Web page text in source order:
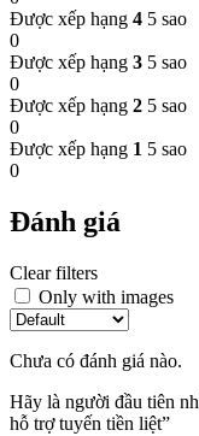
Được xếp hạng 4 5 sao
0
Được xếp hạng 3 5 sao
0
Được xếp hạng 2 5 sao
0
Được xếp hạng 1 5 sao
0
Đánh giá
Clear filters
Only with images
Chưa có đánh giá nào.
Hãy là người đầu tiên
hỗ trợ tuyến tiền liệt”